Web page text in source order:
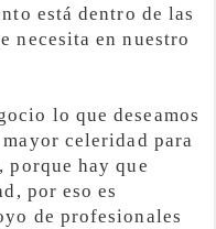
está dentro de las
necesita en nuestro
lo que deseamos
celeridad para
hay que
por eso es
de profesionales